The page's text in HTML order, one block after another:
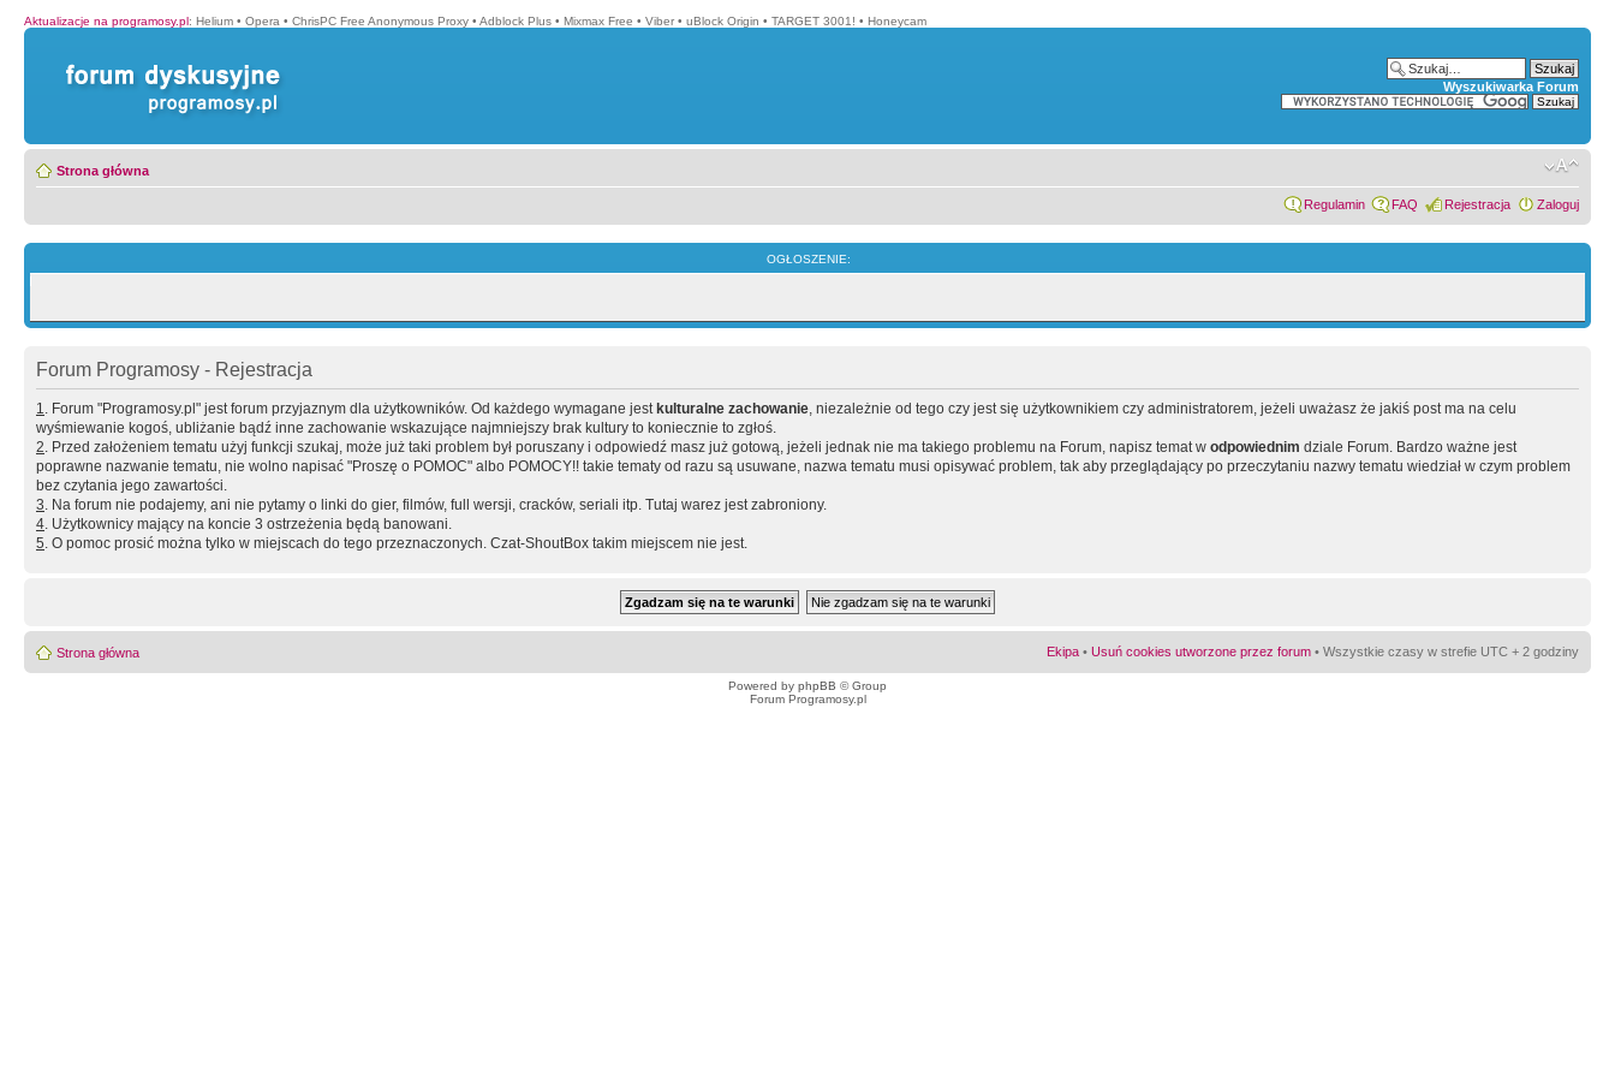
Aktualizacje na programosy.pl: Helium • Opera • ChrisPC Free Anonymous Proxy • Adblock Plus • Mixmax Free • Viber • uBlock Origin • TARGET 3001! • Honeycam
Wyszukiwarka Forum
Strona główna
Regulamin FAQ Rejestracja Zaloguj
OGŁOSZENIE:
Forum Programosy - Rejestracja
1. Forum "Programosy.pl" jest forum przyjaznym dla użytkowników. Od każdego wymagane jest kulturalne zachowanie, niezależnie od tego czy jest się użytkownikiem czy administratorem, jeżeli uważasz że jakiś post ma na celu
wyśmiewanie kogoś, ubliżanie bądź inne zachowanie wskazujące najmniejszy brak kultury to koniecznie to zgłoś.
2. Przed założeniem tematu użyj funkcji szukaj, może już taki problem był poruszany i odpowiedź masz już gotową, jeżeli jednak nie ma takiego problemu na Forum, napisz temat w odpowiednim dziale Forum. Bardzo ważne jest
poprawne nazwanie tematu, nie wolno napisać "Proszę o POMOC" albo POMOCY!! takie tematy od razu są usuwane, nazwa tematu musi opisywać problem, tak aby przeglądający po przeczytaniu nazwy tematu wiedział w czym problem
bez czytania jego zawartości.
3. Na forum nie podajemy, ani nie pytamy o linki do gier, filmów, full wersji, cracków, seriali itp. Tutaj warez jest zabroniony.
4. Użytkownicy mający na koncie 3 ostrzeżenia będą banowani.
5. O pomoc prosić można tylko w miejscach do tego przeznaczonych. Czat-ShoutBox takim miejscem nie jest.
Strona główna Ekipa • Usuń cookies utworzone przez forum • Wszystkie czasy w strefie UTC + 2 godziny
Powered by phpBB © Group
Forum Programosy.pl